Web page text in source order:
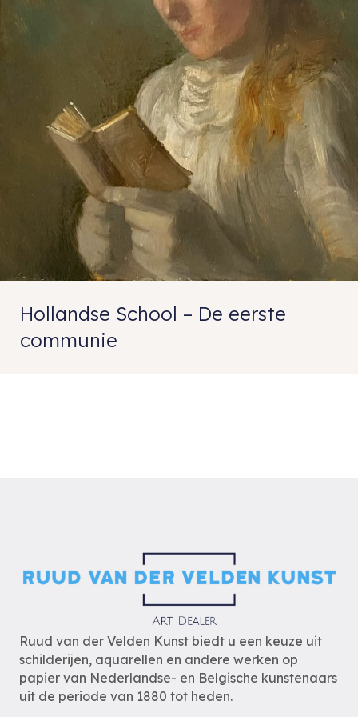
Hollandse School – De eerste
communie
Ruud van der Velden Kunst biedt u een keuze uit
schilderijen, aquarellen en andere werken op
papier van Nederlandse- en Belgische kunstenaars
uit de periode van 1880 tot heden.